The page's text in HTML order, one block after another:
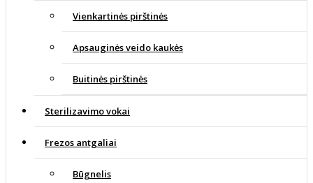
Vienkartinės pirštinės
Apsauginės veido kaukės
Buitinės pirštinės
Sterilizavimo vokai
Frezos antgaliai
Būgnelis